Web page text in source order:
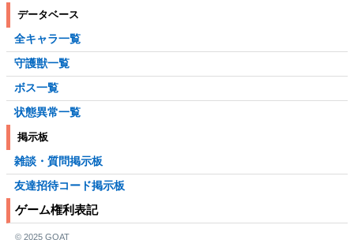
データベース
全キャラ一覧
守護獣一覧
ボス一覧
状態異常一覧
掲示板
雑談・質問掲示板
友達招待コード掲示板
ゲーム権利表記
© 2025 GOAT